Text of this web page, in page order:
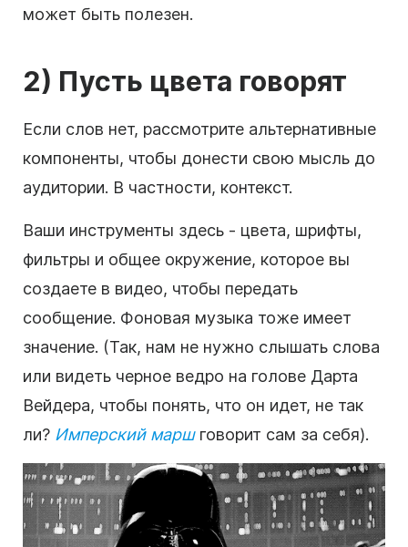
может быть полезен.
2) Пусть цвета говорят
Если слов нет, рассмотрите альтернативные
компоненты, чтобы донести свою мысль до
аудитории. В частности, контекст.
Ваши инструменты здесь - цвета, шрифты,
фильтры и общее окружение, которое вы
создаете в видео, чтобы передать
сообщение. Фоновая музыка тоже имеет
значение. (Так, нам не нужно слышать слова
или видеть черное ведро на голове Дарта
Вейдера, чтобы понять, что он идет, не так
ли? Имперский маршговорит сам за себя).